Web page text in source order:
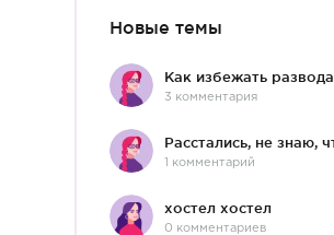
Новые темы
Как избежать развода
3 комментария
1 комментарий
хостел хостел
0 комментариев